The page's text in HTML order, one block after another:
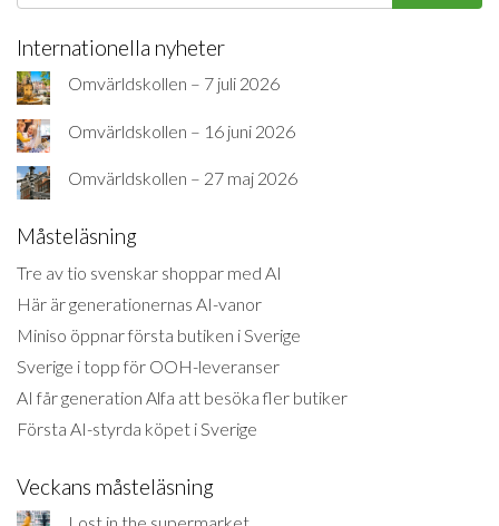
Internationella nyheter
Omvärldskollen – 7 juli 2026
Omvärldskollen – 16 juni 2026
Omvärldskollen – 27 maj 2026
Måsteläsning
Tre av tio svenskar shoppar med AI
Här är generationernas AI-vanor
Miniso öppnar första butiken i Sverige
Sverige i topp för OOH-leveranser
AI får generation Alfa att besöka fler butiker
Första AI-styrda köpet i Sverige
Veckans måsteläsning